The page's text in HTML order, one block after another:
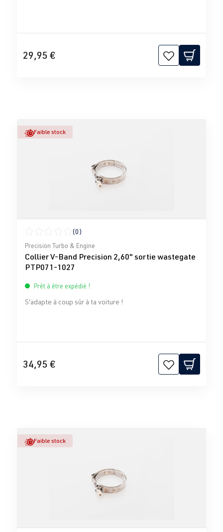
29,95 €
Faible stock
Note moyenne de 0 sur 5 étoiles
(0)
Precision Turbo & Engine
Collier V-Band Precision 2,60" sortie wastegate
PTP071-1027
Prêt à être expédié !
S'adapte à coup sûr à ta voiture !
34,95 €
Faible stock